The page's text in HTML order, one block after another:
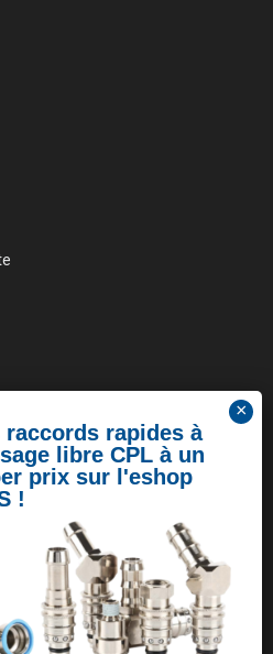
confidentialité
pour la plasturgie
pour moules d’injection
pour la
une
En